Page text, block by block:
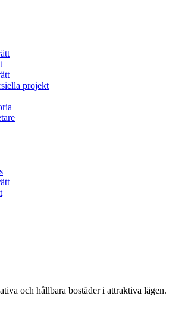
projekt
och hållbara bostäder i attraktiva lägen.